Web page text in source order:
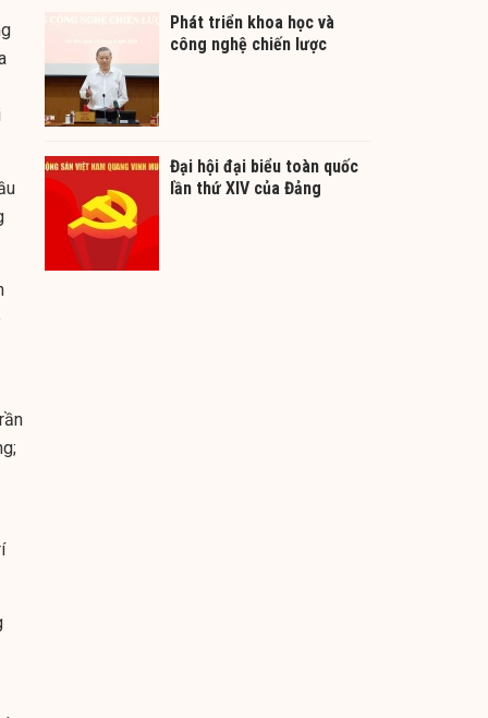
Phát triển khoa học và
công nghệ chiến lược
Đại hội đại biểu toàn quốc
lần thứ XIV của Đảng